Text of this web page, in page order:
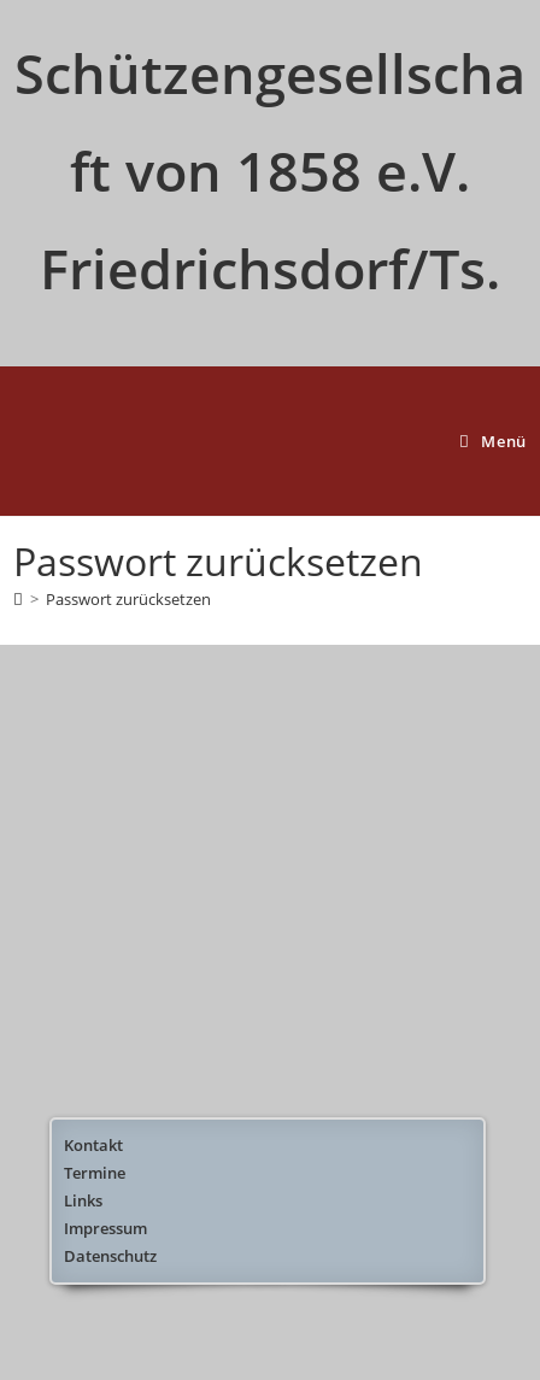
springen
Schützengesellscha
ft von 1858 e.V.
Friedrichsdorf/Ts.
Menü
Passwort zurücksetzen
> Passwort zurücksetzen
Kontakt
Termine
Links
Impressum
Datenschutz